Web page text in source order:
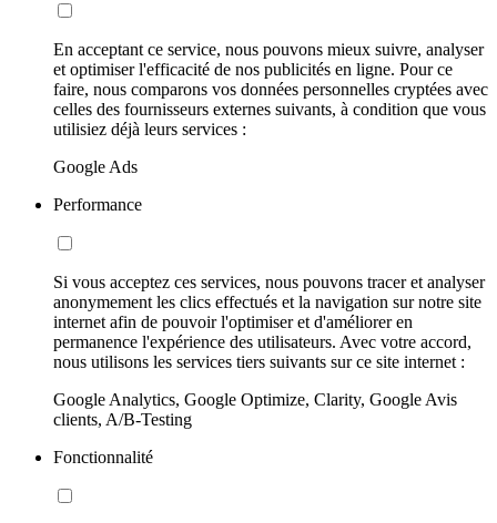
En acceptant ce service, nous pouvons mieux suivre, analyser
et optimiser l'efficacité de nos publicités en ligne. Pour ce
faire, nous comparons vos données personnelles cryptées avec
celles des fournisseurs externes suivants, à condition que vous
utilisiez déjà leurs services :
Google Ads
Performance
Si vous acceptez ces services, nous pouvons tracer et analyser
anonymement les clics effectués et la navigation sur notre site
internet afin de pouvoir l'optimiser et d'améliorer en
permanence l'expérience des utilisateurs. Avec votre accord,
nous utilisons les services tiers suivants sur ce site internet :
Google Analytics, Google Optimize, Clarity, Google Avis
clients, A/B-Testing
Fonctionnalité